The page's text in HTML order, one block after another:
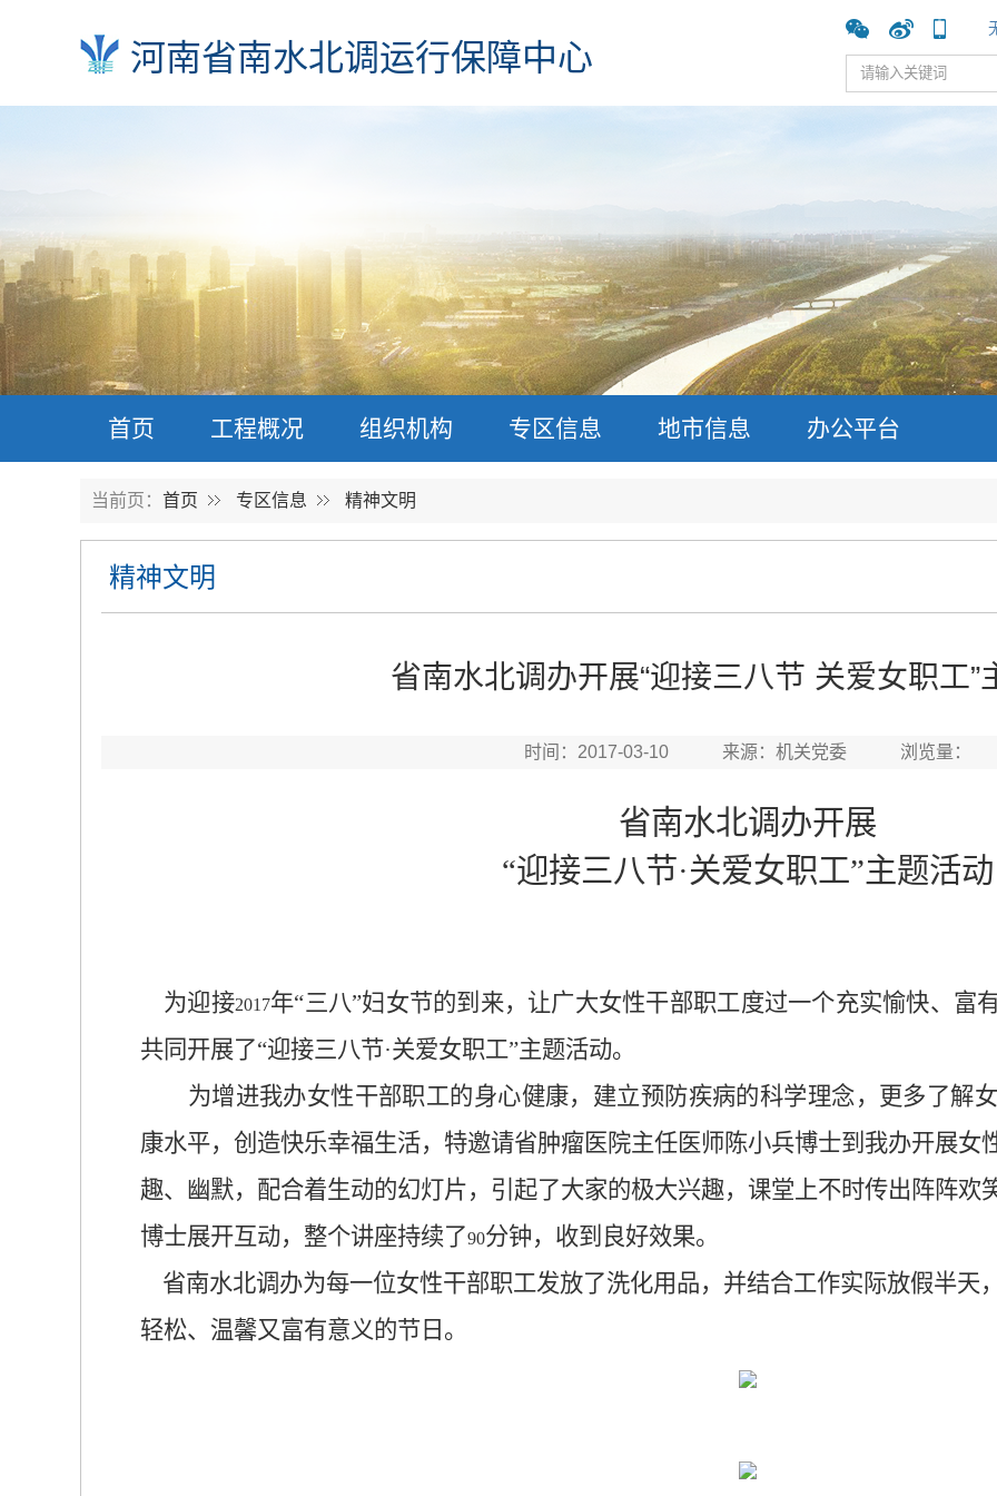
河南省南水北调运行保障中心
首页 工程概况 组织机构 专区信息 地市信息 办公平台
当前页： 首页 专区信息 精神文明
精神文明
省南水北调办开展“迎接三八节 关爱女职工”
时间：2017-03-10 来源：机关党委 浏览量：
省南水北调办开展
“迎接三八节·关爱女职工”主题活动
为迎接2017年“三八”妇女节的到来，让广大女性干部职工度过一个充实愉快、富
共同开展了“迎接三八节·关爱女职工”主题活动。
为增进我办女性干部职工的身心健康，建立预防疾病的科学理念，更多了解
康水平，创造快乐幸福生活，特邀请省肿瘤医院主任医师陈小兵博士到我办开展女
趣、幽默，配合着生动的幻灯片，引起了大家的极大兴趣，课堂上不时传出阵阵欢
博士展开互动，整个讲座持续了90分钟，收到良好效果。
省南水北调办为每一位女性干部职工发放了洗化用品，并结合工作实际放假半天
轻松、温馨又富有意义的节日。